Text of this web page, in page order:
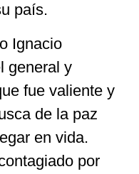
país.
Ignacio
general y
fue valiente y
de la paz
en vida.
por